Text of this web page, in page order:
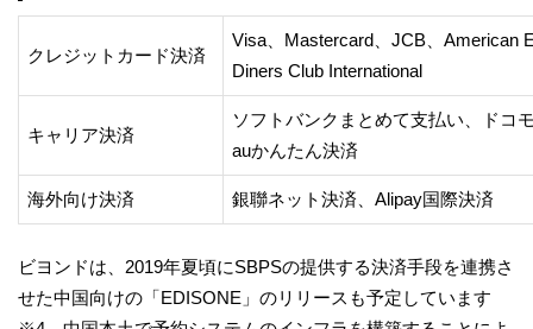
クレジットカード決済
Visa、Mastercard、JCB、American
Diners Club International
キャリア決済
ソフトバンクまとめて支払い、ドコ
auかんたん決済
海外向け決済 銀聯ネット決済、Alipay国際決済
ビヨンドは、2019年夏頃にSBPSの提供する決済手段を連携さ
せた中国向けの「EDISONE」のリリースも予定しています